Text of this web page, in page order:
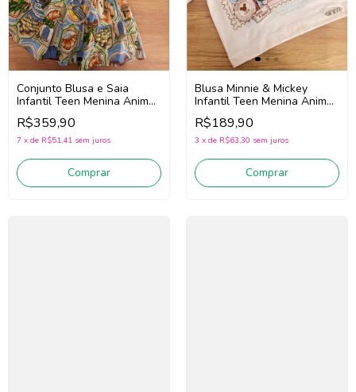
Conjunto Blusa e Saia
Infantil Teen Menina Animé
N6400 (Off White/Azul)
R$359,90
7 x de R$51,41 sem juros
Comprar
Blusa Minnie & Mickey
Infantil Teen Menina Animé
N5795 (Off White)
R$189,90
3 x de R$63,30 sem juros
Comprar